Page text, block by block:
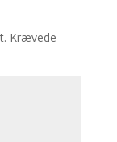
Krævede